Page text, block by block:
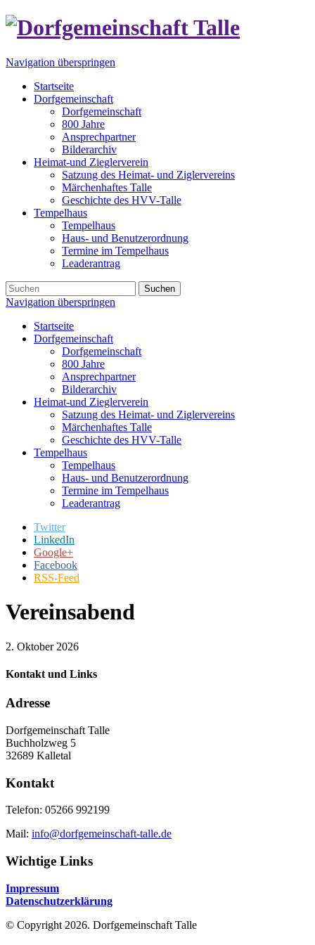
Navigation überspringen
Startseite
Dorfgemeinschaft
Dorfgemeinschaft
800 Jahre
Ansprechpartner
Bilderarchiv
Heimat-und Zieglerverein
Satzung des Heimat- und Ziglervereins
Märchenhaftes Talle
Geschichte des HVV-Talle
Tempelhaus
Tempelhaus
Haus- und Benutzerordnung
Termine im Tempelhaus
Leaderantrag
Suchen
Navigation überspringen
Startseite
Dorfgemeinschaft
Dorfgemeinschaft
800 Jahre
Ansprechpartner
Bilderarchiv
Heimat-und Zieglerverein
Satzung des Heimat- und Ziglervereins
Märchenhaftes Talle
Geschichte des HVV-Talle
Tempelhaus
Tempelhaus
Haus- und Benutzerordnung
Termine im Tempelhaus
Leaderantrag
Twitter
LinkedIn
Google+
Facebook
RSS-Feed
Vereinsabend
2. Oktober 2026
Kontakt und Links
Adresse
Dorfgemeinschaft Talle
Buchholzweg 5
32689 Kalletal
Kontakt
Telefon: 05266 992199
Mail: info@dorfgemeinschaft-talle.de
Wichtige Links
Impressum
Datenschutzerklärung
© Copyright 2026. Dorfgemeinschaft Talle